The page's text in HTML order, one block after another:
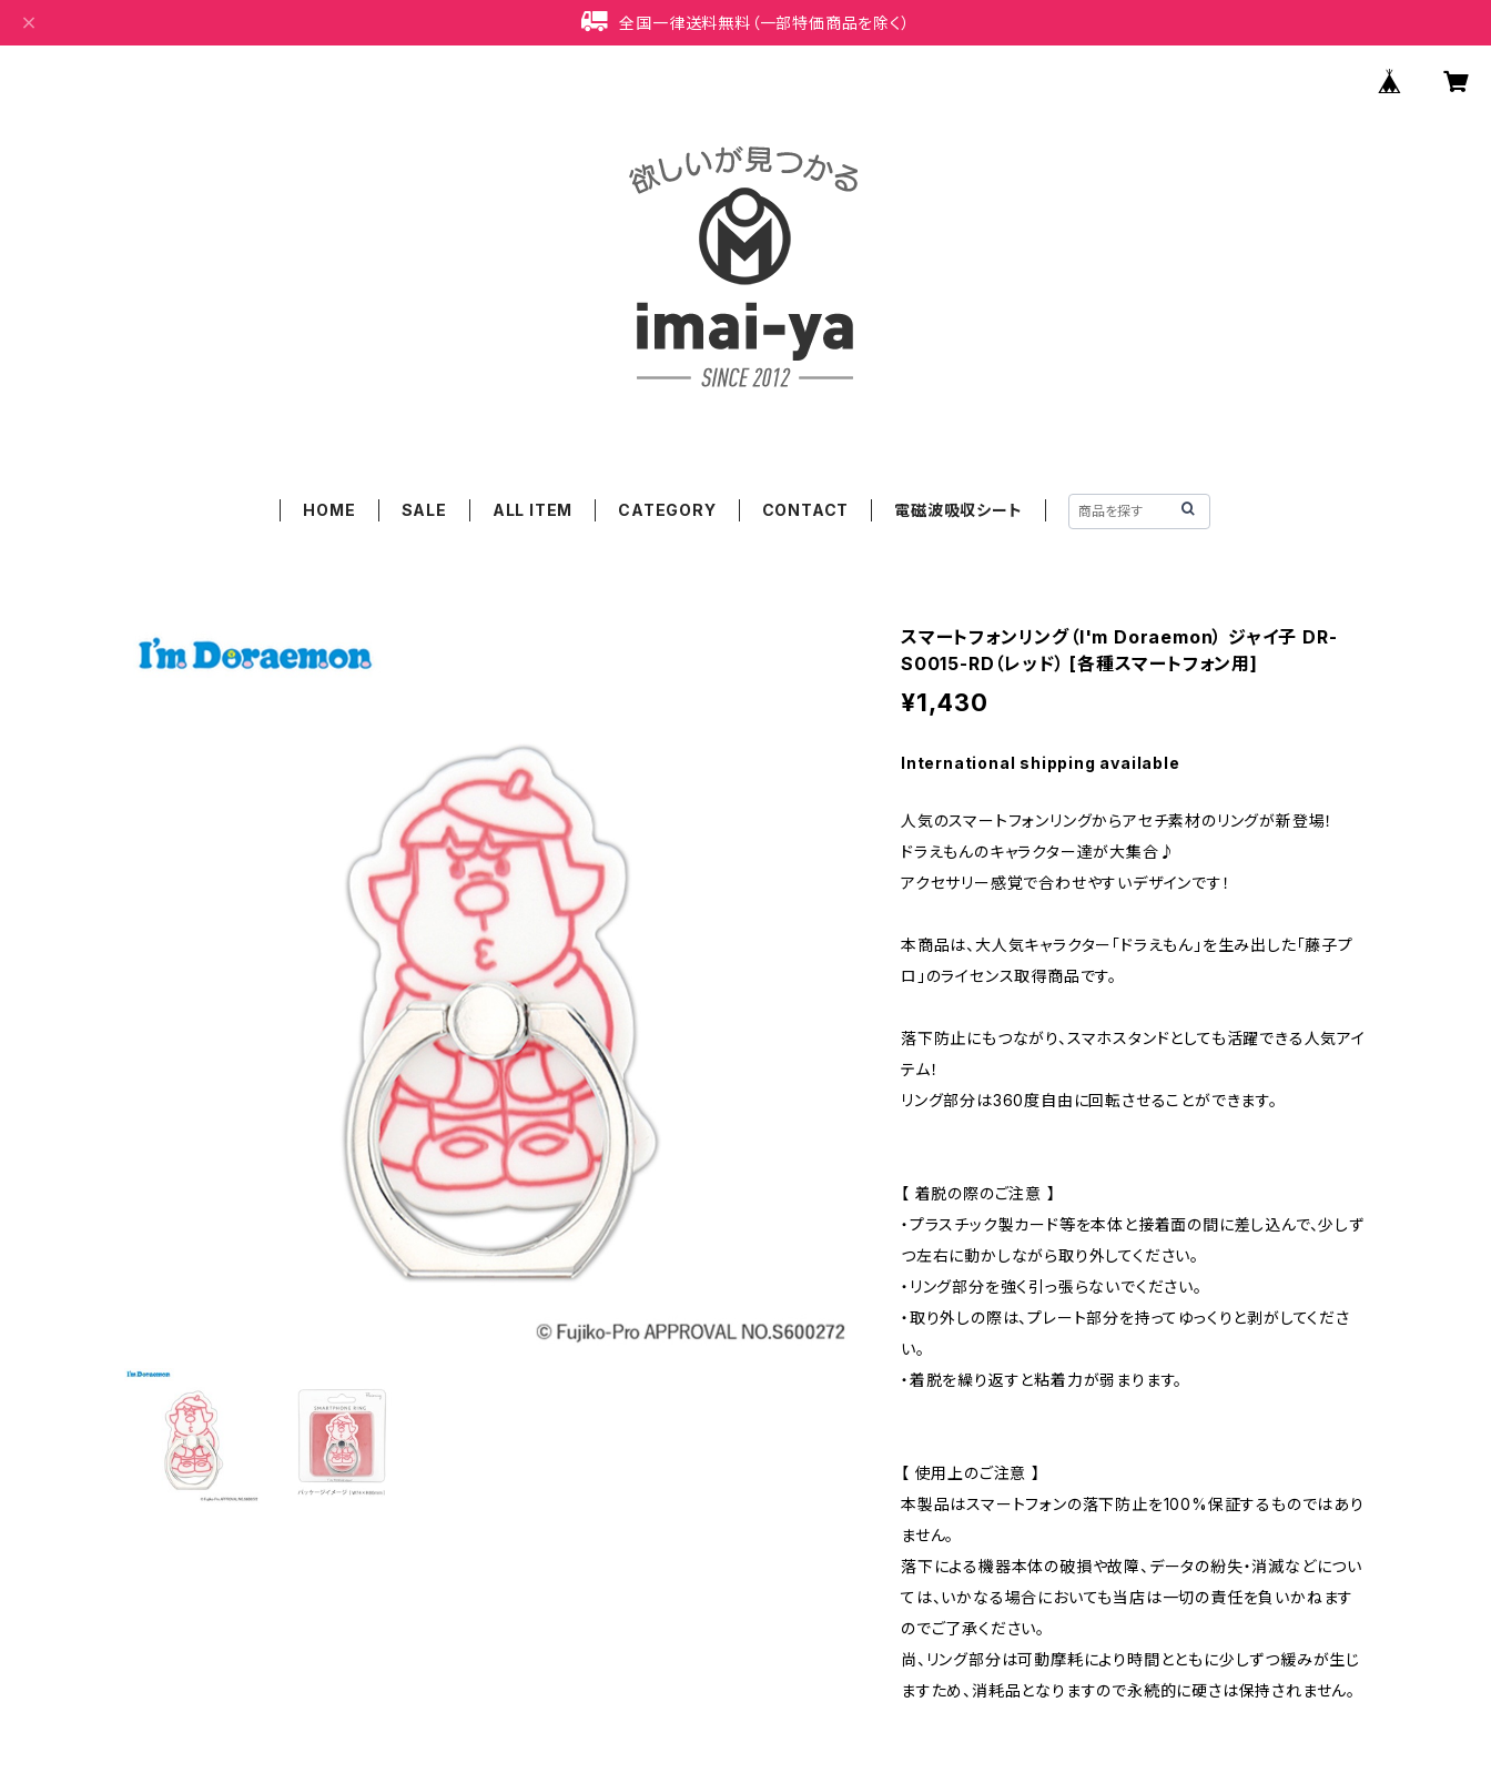
全国一律送料無料（一部特価商品を除く）
HOME SALE ALL ITEM CATEGORY CONTACT 電磁波吸収シート
スマートフォンリング（I'm Doraemon） ジャイ子 DR-
S0015-RD（レッド） [各種スマートフォン用]
¥1,430
International shipping available
人気のスマートフォンリングからアセチ素材のリングが新登場！
ドラえもんのキャラクター達が大集合♪
アクセサリー感覚で合わせやすいデザインです！
本商品は、大人気キャラクター「ドラえもん」を生み出した「藤子プ
ロ」のライセンス取得商品です。
落下防止にもつながり、スマホスタンドとしても活躍できる人気アイ
テム！
リング部分は360度自由に回転させることができます。
【 着脱の際のご注意 】
・プラスチック製カード等を本体と接着面の間に差し込んで、少しず
つ左右に動かしながら取り外してください。
・リング部分を強く引っ張らないでください。
・取り外しの際は、プレート部分を持ってゆっくりと剥がしてくださ
い。
・着脱を繰り返すと粘着力が弱まります。
【 使用上のご注意 】
本製品はスマートフォンの落下防止を100%保証するものではあり
ません。
落下による機器本体の破損や故障、データの紛失・消滅などについ
ては、いかなる場合においても当店は一切の責任を負いかねます
のでご了承ください。
尚、リング部分は可動摩耗により時間とともに少しずつ緩みが生じ
ますため、消耗品となりますので永続的に硬さは保持されません。